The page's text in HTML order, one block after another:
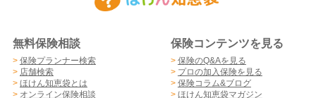
無料保険相談
> 保険プランナー検索
> 店舗検索
> ほけん知恵袋とは
> オンライン保険相談
保険コンテンツを見る
> 保険のQ&Aを見る
> プロの加入保険を見る
> 保険コラム&ブログ
> ほけん知恵袋マガジン